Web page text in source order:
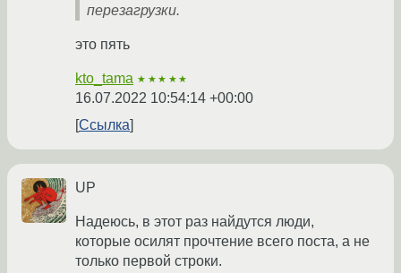
перезагрузки.
это пять
kto_tama ★★★★★
16.07.2022 10:54:14 +00:00
Ссылка
UP
Надеюсь, в этот раз найдутся люди,
которые осилят прочтение всего поста, а не
только первой строки.